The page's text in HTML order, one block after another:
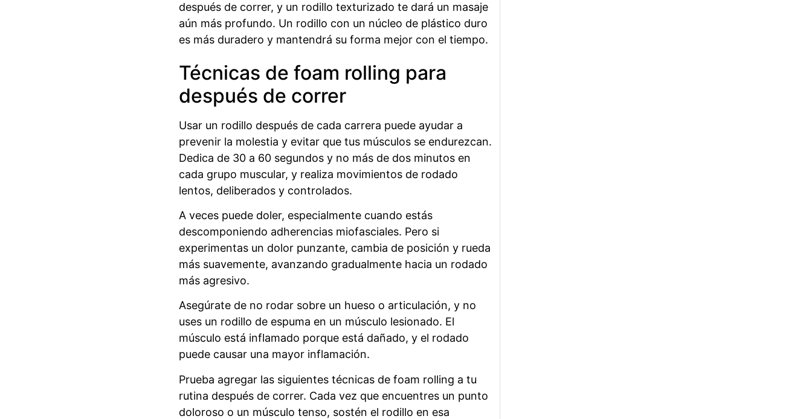
después de correr, y un rodillo texturizado te dará un masaje
aún más profundo. Un rodillo con un núcleo de plástico duro
es más duradero y mantendrá su forma mejor con el tiempo.
Técnicas de foam rolling para
después de correr
Usar un rodillo después de cada carrera puede ayudar a
prevenir la molestia y evitar que tus músculos se endurezcan.
Dedica de 30 a 60 segundos y no más de dos minutos en
cada grupo muscular, y realiza movimientos de rodado
lentos, deliberados y controlados.
A veces puede doler, especialmente cuando estás
descomponiendo adherencias miofasciales. Pero si
experimentas un dolor punzante, cambia de posición y rueda
más suavemente, avanzando gradualmente hacia un rodado
más agresivo.
Asegúrate de no rodar sobre un hueso o articulación, y no
uses un rodillo de espuma en un músculo lesionado. El
músculo está inflamado porque está dañado, y el rodado
puede causar una mayor inflamación.
Prueba agregar las siguientes técnicas de foam rolling a tu
rutina después de correr. Cada vez que encuentres un punto
doloroso o un músculo tenso, sostén el rodillo en esa